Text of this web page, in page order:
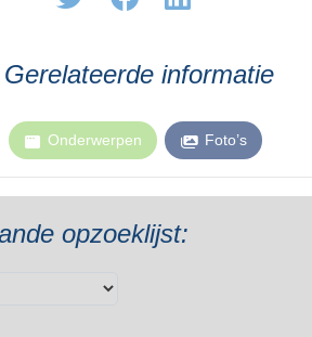
Gerelateerde informatie
Onderwerpen Foto’s
opzoeklijst: